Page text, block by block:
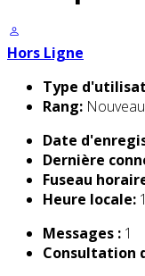
Hors Ligne
Type
Rang:
Date
Dernière
Fuseau
Heure locale:
Messages : 1
Consultation